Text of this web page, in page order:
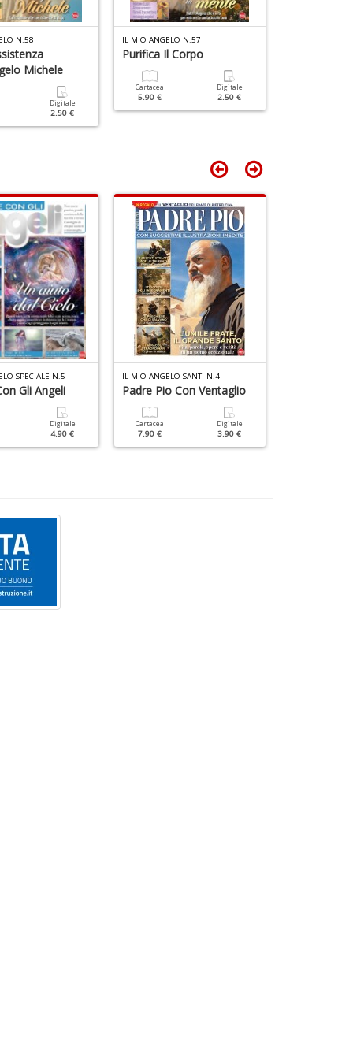
N.58
Michele
Digitale
2.50 €
IL MIO ANGELO N.57
Purifica Il Corpo
Cartacea
5.90 €
Digitale
2.50 €
SPECIALE N.5
Gli Angeli
Digitale
4.90 €
IL MIO ANGELO SANTI N.4
Padre Pio Con Ventaglio
Cartacea
7.90 €
Digitale
3.90 €